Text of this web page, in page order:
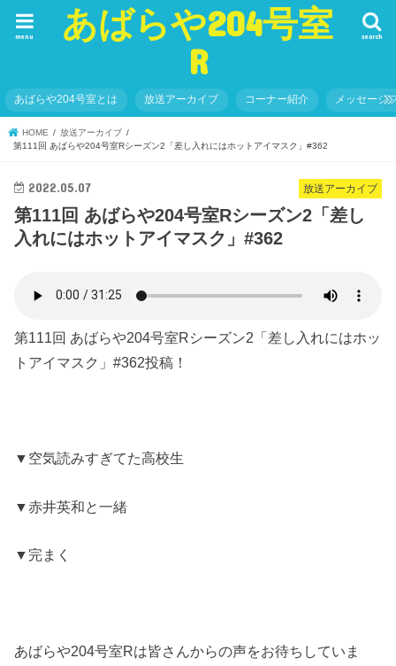
あばらや204号室
R
search
menu
あばらや204号室とは 放送アーカイブ コーナー紹介 メッセージ
HOME
放送アーカイブ
第111回 あばらや204号室Rシーズン2「差し入れにはホットアイマスク」#362
放送アーカイブ
2022.05.07
第111回 あばらや204号室Rシーズン2「差し
入れにはホットアイマスク」#362
第111回 あばらや204号室Rシーズン2「差し入れにはホッ
トアイマスク」#362投稿！
▼空気読みすぎてた高校生
▼赤井英和と一緒
▼完まく
あばらや204号室Rは皆さんからの声をお待ちしていま